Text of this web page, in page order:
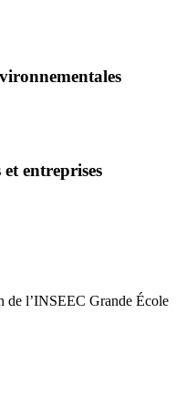
entreprises
de l’INSEEC Grande École